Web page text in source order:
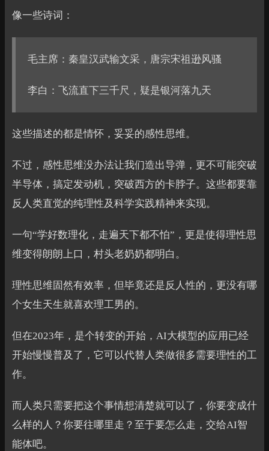
像一些诗词：
毛主席：秦皇汉武输文采，唐宗宋祖逊风骚
李白：飞流直下三千尺，疑是银河落九天
这些描述的都是情怀，妥妥的感性思维。
不过，感性思维没办法让我们造出导弹，更不可能突破
半导体，搞定发动机，突破西方的卡脖子。这些都要靠
反人类直觉的纯理性及科学实践精神来实现。
一句“学好数理化，走遍天下都不怕”，更是使得理性思
维变得朗朗上口，村头老奶奶都明白。
理性思维固然有效率，但毕竟还是反人性的，更没有哪
个女生天生就喜欢理工男的。
但在2023年，是个转变的开始，AI大模型的应用已经
开始慢慢普及了，它可以代替人类做很多需要理性的工
作。
而人类只需要把这个事情想清楚就可以了，你要变成什
么样的人？你要往哪里走？至于要怎么走，交给AI智
能体吧。